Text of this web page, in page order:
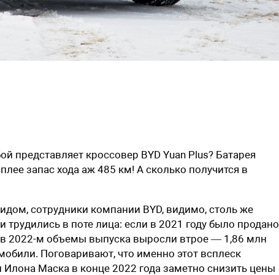
представляет кроссовер BYD Yuan Plus? Батарея
запас хода аж 485 км! А сколько получится в
сотрудники компании BYD, видимо, столь же
в поте лица: если в 2021 году было продано
в 2022-м объемы выпуска выросли втрое — 1,86 млн
Поговаривают, что именно этот всплеск
Илона Маска в конце 2022 года заметно снизить цены